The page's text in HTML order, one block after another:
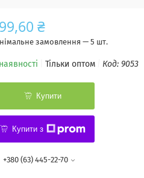
₴
замовлення — 5 шт.
Тільки оптом Код: 9053
Купити
Купити з
+380 (63) 445-22-70